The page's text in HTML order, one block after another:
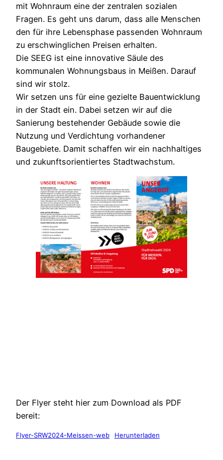
mit Wohnraum eine der zentralen sozialen
Fragen. Es geht uns darum, dass alle Menschen
den für ihre Lebensphase passenden Wohnraum
zu erschwinglichen Preisen erhalten.
Die SEEG ist eine innovative Säule des
kommunalen Wohnungsbaus in Meißen. Darauf
sind wir stolz.
Wir setzen uns für eine gezielte Bauentwicklung
in der Stadt ein. Dabei setzen wir auf die
Sanierung bestehender Gebäude sowie die
Nutzung und Verdichtung vorhandener
Baugebiete. Damit schaffen wir ein nachhaltiges
und zukunftsorientiertes Stadtwachstum.
Der Flyer steht hier zum Download als PDF
bereit:
Flyer-SRW2024-Meissen-web Herunterladen